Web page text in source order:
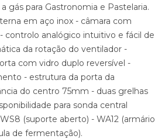
gás para Gastronomia e Pastelaria.
em aço inox - câmara com
controlo analógico intuitivo e fácil de
da rotação do ventilador -
com vidro duplo reversível -
- estrutura da porta da
do centro 75mm - duas grelhas
para sonda central
(suporte aberto) - WA12 (armário
de fermentação).